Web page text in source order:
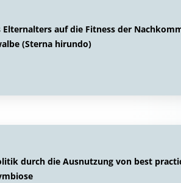
auf die Fitness der
(Sterna hirundo)
durch die Ausnutzung von best